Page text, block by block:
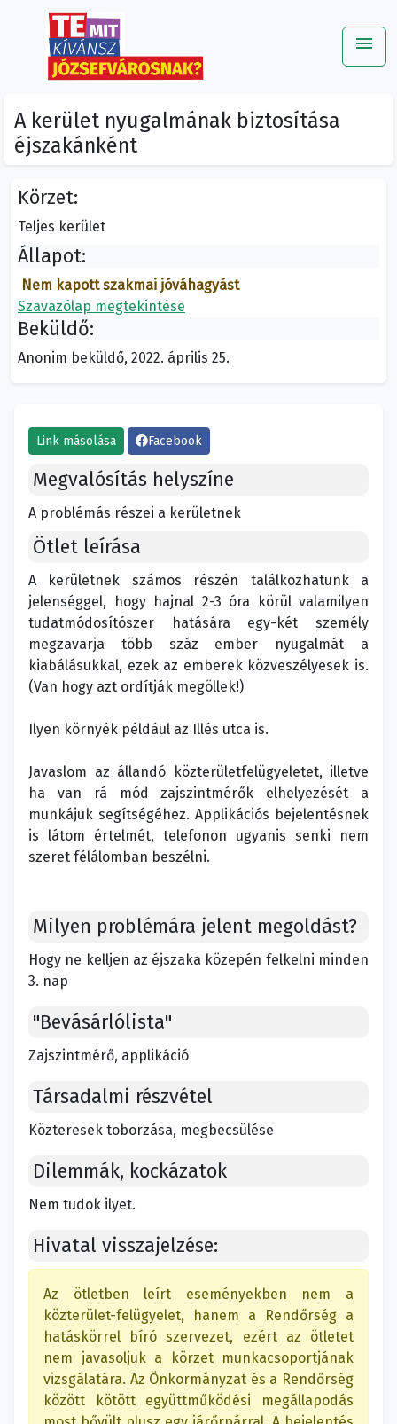
menu
A kerület nyugalmának biztosítása
éjszakánként
Link másolása Facebook
Megvalósítás helyszíne
A problémás részei a kerületnek
Ötlet leírása
A kerületnek számos részén találkozhatunk a
jelenséggel, hogy hajnal 2-3 óra körül valamilyen
tudatmódosítószer hatására egy-két személy
megzavarja több száz ember nyugalmát a
kiabálásukkal, ezek az emberek közveszélyesek is.
(Van hogy azt ordítják megöllek!)
Ilyen környék például az Illés utca is.
Javaslom az állandó közterületfelügyeletet, illetve
ha van rá mód zajszintmérők elhelyezését a
munkájuk segítségéhez. Applikációs bejelentésnek
is látom értelmét, telefonon ugyanis senki nem
szeret félálomban beszélni.
Milyen problémára jelent megoldást?
Hogy ne kelljen az éjszaka közepén felkelni minden
3. nap
"Bevásárlólista"
Zajszintmérő, applikáció
Társadalmi részvétel
Közteresek toborzása, megbecsülése
Dilemmák, kockázatok
Nem tudok ilyet.
Hivatal visszajelzése:
Az ötletben leírt eseményekben nem a
közterület-felügyelet, hanem a Rendőrség a
hatáskörrel bíró szervezet, ezért az ötletet
nem javasoljuk a körzet munkacsoportjának
vizsgálatára. Az Önkormányzat és a Rendőrség
között kötött együttműködési megállapodás
Körzet:
Teljes kerület
Állapot:
Nem kapott szakmai jóváhagyást
Szavazólap megtekintése
Beküldő:
Anonim beküldő, 2022. április 25.